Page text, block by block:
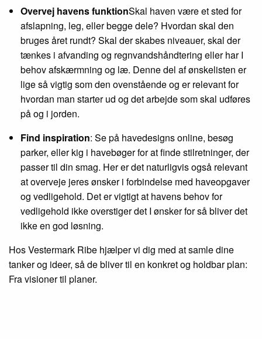
Overvej havens funktionSkal haven være et sted for
afslapning, leg, eller begge dele? Hvordan skal den
bruges året rundt? Skal der skabes niveauer, skal der
tænkes i afvanding og regnvandshåndtering eller har I
behov afskærmning og læ. Denne del af ønskelisten er
lige så vigtig som den ovenstående og er relevant for
hvordan man starter ud og det arbejde som skal udføres
på og i jorden.
Find inspiration: Se på havedesigns online, besøg
parker, eller kig i havebøger for at finde stilretninger, der
passer til din smag. Her er det naturligvis også relevant
at overveje jeres ønsker i forbindelse med haveopgaver
og vedligehold. Det er vigtigt at havens behov for
vedligehold ikke overstiger det I ønsker for så bliver det
ikke en god løsning.
Hos Vestermark Ribe hjælper vi dig med at samle dine
tanker og ideer, så de bliver til en konkret og holdbar plan:
Fra visioner til planer.